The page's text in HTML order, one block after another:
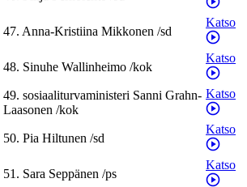
47. Anna-Kristiina Mikkonen /sd
Katso
48. Sinuhe Wallinheimo /kok
Katso
49. sosiaaliturvaministeri Sanni Grahn-
Laasonen /kok
Katso
50. Pia Hiltunen /sd
Katso
51. Sara Seppänen /ps
Katso